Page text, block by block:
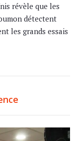
révèle que les
détectent
les grands essais